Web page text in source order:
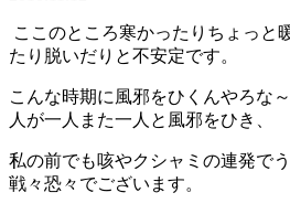
ここのところ寒かったりちょっと
たり脱いだりと不安定です。
こんな時期に風邪をひくんやろな
人が一人また一人と風邪をひき、
私の前でも咳やクシャミの連発で
戦々恐々でございます。